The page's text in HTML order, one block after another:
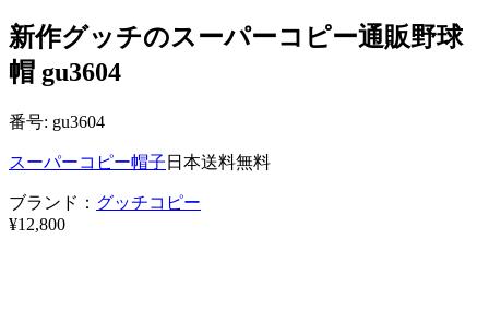
新作グッチのスーパーコピー通販野球
帽 gu3604
番号: gu3604
スーパーコピー帽子 日本送料無料
ブランド： グッチコピー
¥12,800